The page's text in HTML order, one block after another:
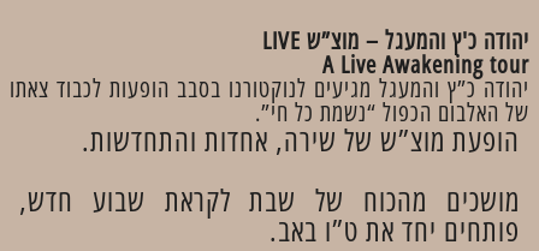
יהודה כ'ץ והמעגל – מוצ”ש LIVE
A Live Awakening tour
יהודה כ”ץ והמעגל מגיעים לנוקטורנו בסבב הופעות לכבוד צאתו
של האלבום הכפול “נשמת כל חי”.
הופעת מוצ”ש של שירה, אחדות והתחדשות.
מושכים מהכוח של שבת לקראת שבוע חדש,
פותחים יחד את ט”ו באב.